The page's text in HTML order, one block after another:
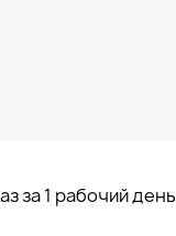
за 1 рабочий день